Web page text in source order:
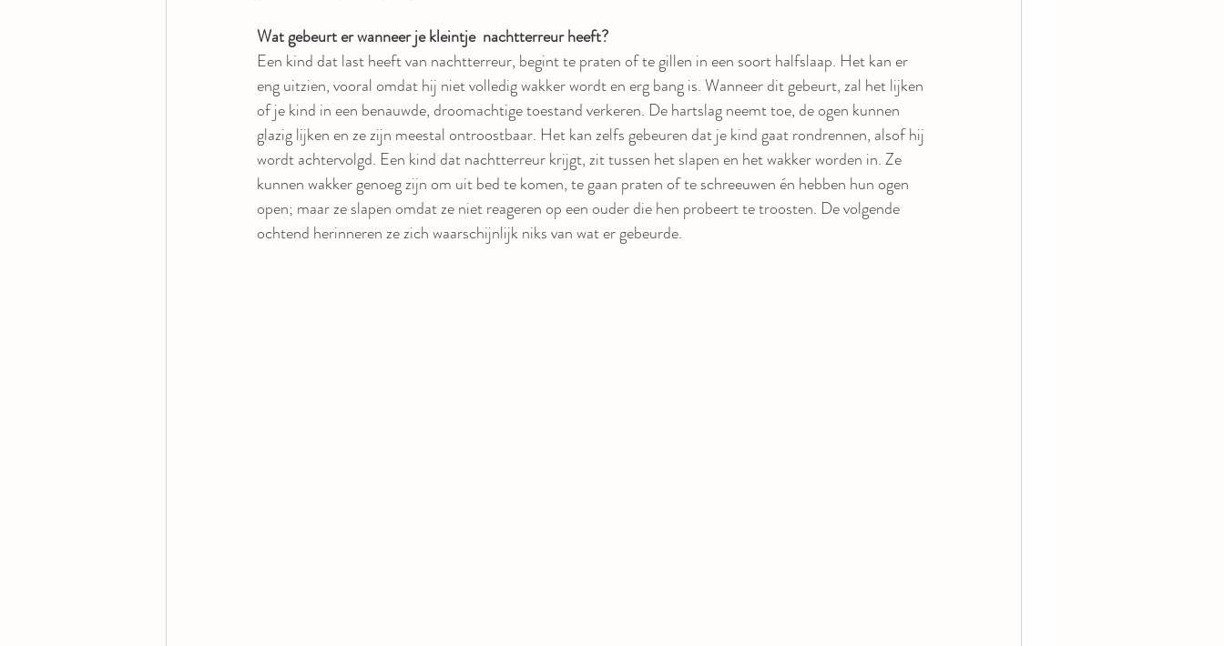
Wat gebeurt er wanneer je kleintje  nachtterreur heeft?
Een kind dat last heeft van nachtterreur, begint te praten of te gillen in een soort halfslaap. Het kan er
eng uitzien, vooral omdat hij niet volledig wakker wordt en erg bang is. Wanneer dit gebeurt, zal het lijken
of je kind in een benauwde, droomachtige toestand verkeren. De hartslag neemt toe, de ogen kunnen
glazig lijken en ze zijn meestal ontroostbaar. Het kan zelfs gebeuren dat je kind gaat rondrennen, alsof hij
wordt achtervolgd. Een kind dat nachtterreur krijgt, zit tussen het slapen en het wakker worden in. Ze
kunnen wakker genoeg zijn om uit bed te komen, te gaan praten of te schreeuwen én hebben hun ogen
open; maar ze slapen omdat ze niet reageren op een ouder die hen probeert te troosten. De volgende
ochtend herinneren ze zich waarschijnlijk niks van wat er gebeurde.